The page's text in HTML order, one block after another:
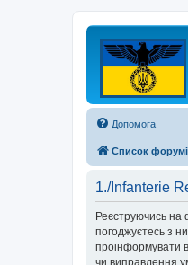
Допомога
Список
1./Infanterie
Реєструючись на
погоджуєтесь з
проінформувати
чи виправлення